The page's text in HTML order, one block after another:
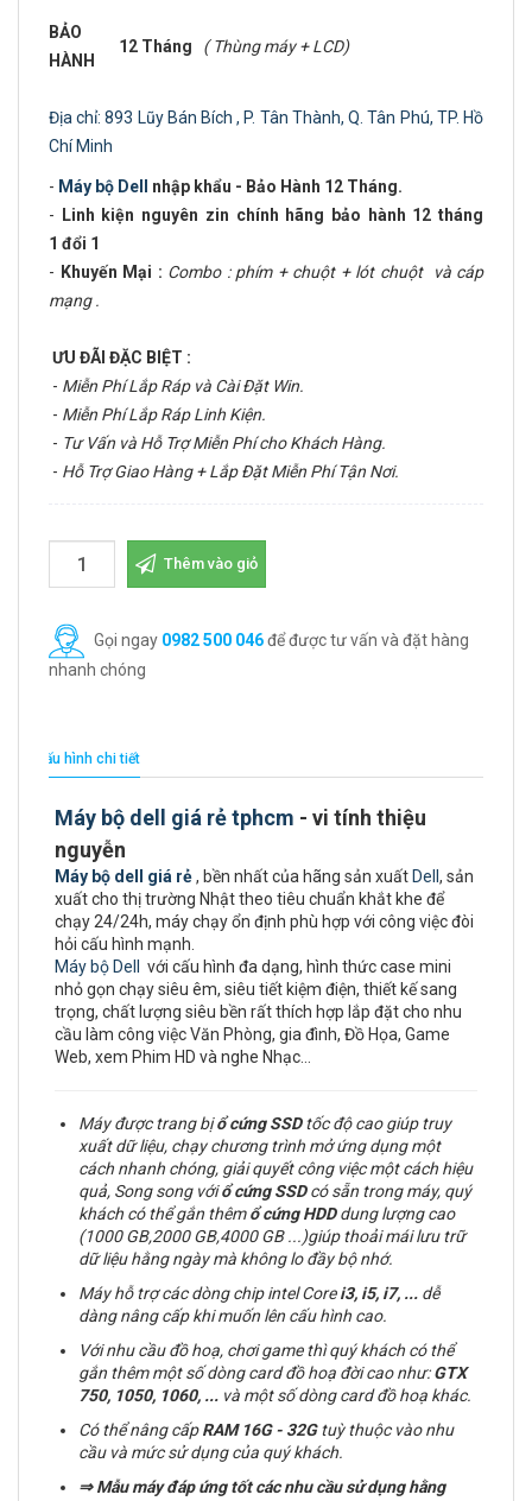
BẢO
HÀNH
12 Tháng ( Thùng máy + LCD)
Địa chỉ: 893 Lũy Bán Bích , P. Tân Thành, Q. Tân Phú, TP. Hồ
Chí Minh
- Máy bộ Dell
nhập khẩu - Bảo Hành 12 Tháng.
-
Linh kiện nguyên zin chính hãng bảo hành 12 tháng
1 đổi 1
- Khuyến Mại : Combo : phím + chuột + lót chuột và cáp
mạng .
ƯU ĐÃI ĐẶC BIỆT :
- Miễn Phí Lắp Ráp và Cài Đặt Win.
- Miễn Phí Lắp Ráp Linh Kiện.
- Tư Vấn và Hỗ Trợ Miễn Phí cho Khách Hàng.
- Hỗ Trợ Giao Hàng + Lắp Đặt Miễn Phí Tận Nơi.
Thêm vào giỏ
Gọi ngay 0982 500 046để được tư vấn và đặt hàng
nhanh chóng
Cấu hình chi tiết
Máy bộ dell giá rẻ tphcm - vi tính thiệu
nguyễn
Máy bộ dell giá rẻ, bền nhất của hãng sản xuất Dell , sản
xuất cho thị trường Nhật theo tiêu chuẩn khắt khe để
chạy 24/24h, máy chạy ổn định phù hợp với công việc đòi
hỏi cấu hình mạnh.
Máy bộ Dell
với cấu hình đa dạng, hình thức case mini
nhỏ gọn chạy siêu êm, siêu tiết kiệm điện, thiết kế sang
trọng, chất lượng siêu bền rất thích hợp lắp đặt cho nhu
cầu làm công việc Văn Phòng, gia đình, Đồ Họa, Game
Web, xem Phim HD và nghe Nhạc…
Máy được trang bịổ cứng SSDtốc độ cao giúp truy
xuất dữ liệu, chạy chương trình mở ứng dụng một
cách nhanh chóng, giải quyết công việc một cách hiệu
quả, Song song vớiổ cứng SSDcó sẵn trong máy, quý
khách có thể gắn thêmổ cứng HDDdung lượng cao
(1000 GB,2000 GB,4000 GB ...)giúp thoải mái lưu trữ
dữ liệu hằng ngày mà không lo đầy bộ nhớ.
Máy hỗ trợ các dòng chip intel Corei3, i5, i7, ... dễ
dàng nâng cấp khi muốn lên cấu hình cao.
Với nhu cầu đồ hoạ, chơi game thì quý khách có thể
gắn thêm một số dòng card đồ hoạ đời cao như:GTX
750, 1050, 1060, ... và một số dòng card đồ hoạ khác.
Có thể nâng cấpRAM 16G - 32Gtuỳ thuộc vào nhu
cầu và mức sử dụng của quý khách.
⇒Mẫu máy đáp ứng tốt các nhu cầu sử dụng hằng